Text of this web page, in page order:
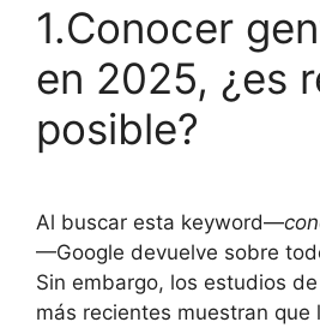
1.Conocer
en 2025, ¿es
posible?
Al buscar esta keyword—
—Google devuelve sobre
Sin embargo, los estudios
más recientes muestran que